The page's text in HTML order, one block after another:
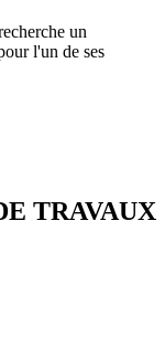
un
l'un de ses
TRAVAUX